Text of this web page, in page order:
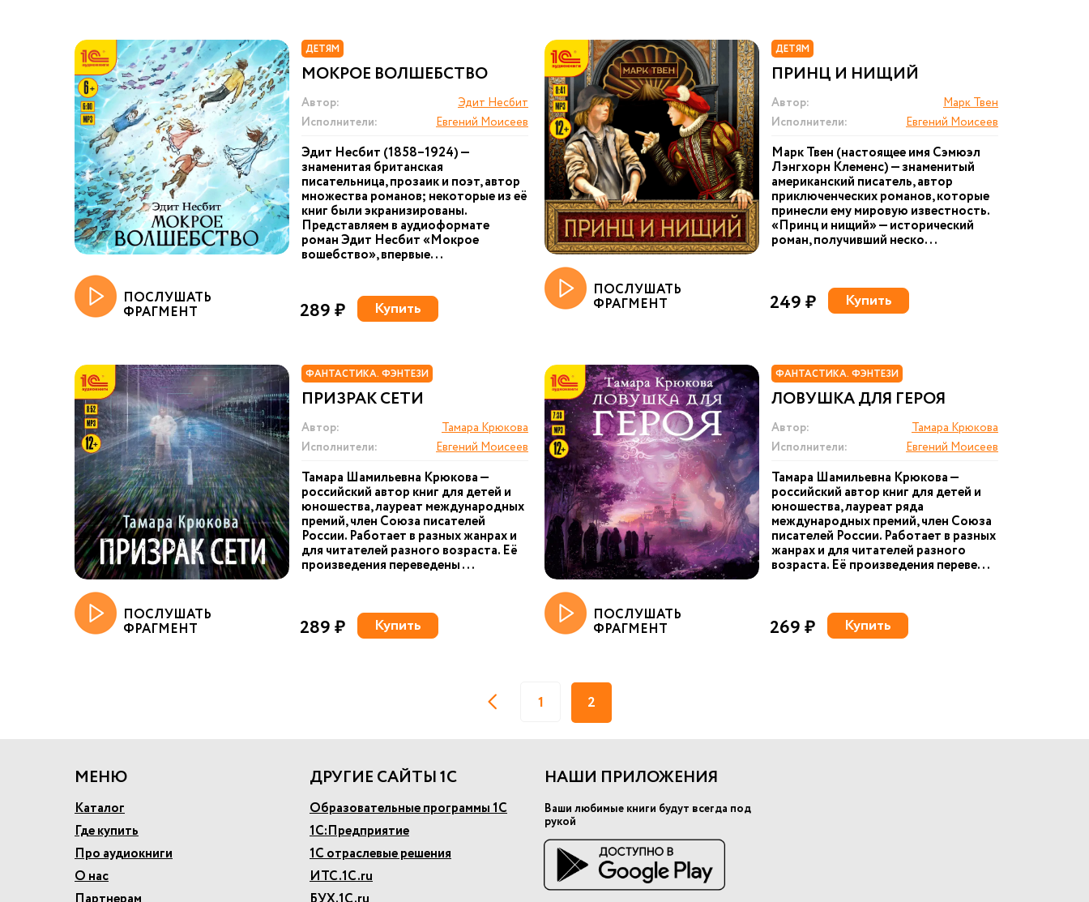
ДЕТЯМ
МОКРОЕ ВОЛШЕБСТВО
Автор:
Эдит Несбит
Исполнители:
Евгений Моисеев
Эдит Несбит (1858–1924) —
знаменитая британская
писательница, прозаик и поэт, автор
множества романов; некоторые из её
книг были экранизированы.
Представляем в аудиоформате
роман Эдит Несбит «Мокрое
вошебство», впервые...
ПОСЛУШАТЬ
ФРАГМЕНТ 289 ₽ Купить
ДЕТЯМ
ПРИНЦ И НИЩИЙ
Автор:
Марк Твен
Исполнители:
Евгений Моисеев
Марк Твен (настоящее имя Сэмюэл
Лэнгхорн Клеменс) — знаменитый
американский писатель, автор
приключенческих романов, которые
принесли ему мировую известность.
«Принц и нищий» — исторический
роман, получивший неско...
ПОСЛУШАТЬ
ФРАГМЕНТ 249 ₽ Купить
ФАНТАСТИКА. ФЭНТЕЗИ
ПРИЗРАК СЕТИ
Автор:
Тамара Крюкова
Исполнители:
Евгений Моисеев
Тамара Шамильевна Крюкова —
российский автор книг для детей и
юношества, лауреат международных
премий, член Союза писателей
России. Работает в разных жанрах и
для читателей разного возраста. Её
произведения переведены ...
ПОСЛУШАТЬ
ФРАГМЕНТ 289 ₽ Купить
ФАНТАСТИКА. ФЭНТЕЗИ
ЛОВУШКА ДЛЯ ГЕРОЯ
Автор:
Тамара Крюкова
Исполнители:
Евгений Моисеев
Тамара Шамильевна Крюкова —
российский автор книг для детей и
юношества, лауреат ряда
международных премий, член Союза
писателей России. Работает в разных
жанрах и для читателей разного
возраста. Её произведения переве...
ПОСЛУШАТЬ
ФРАГМЕНТ 269 ₽ Купить
1 2
МЕНЮ
Каталог
Где купить
Про аудиокниги
О нас
ДРУГИЕ САЙТЫ 1С
Образовательные программы 1С
1С:Предприятие
1С отраслевые решения
ИТС.1С.ru
НАШИ ПРИЛОЖЕНИЯ
Ваши любимые книги будут всегда под
рукой